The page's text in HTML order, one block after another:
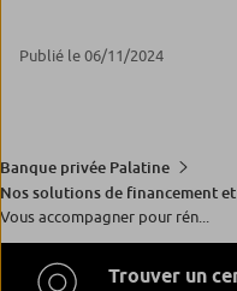
Publié le 06/11/2024
Banque privée Palatine
Nos solutions de financement
Vous accompagner pour rén...
Trouver un